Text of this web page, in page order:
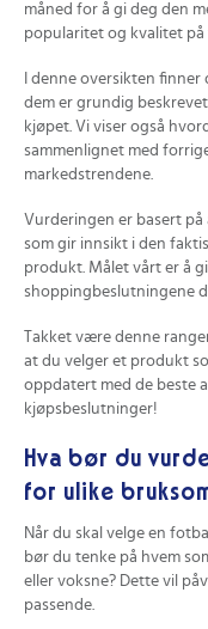
resistens mot
kan føre til at
Ingen indikasjon
Spesifikasjonene
eller
holdbarhet og
Potensiell høyere
Adidas-produsert
gjennomsnittet
være en faktor for
du på? Drøm stort om å
på Prisradar.no!
måned for å gi deg den
popularitet og kvalitet
I denne oversikten
dem er grundig
kjøpet. Vi viser også
sammenlignet med
markedstrendene.
Vurderingen er basert
som gir innsikt i den
produkt. Målet vårt er å
shoppingbeslutningene
Takket være denne
at du velger et produkt
oppdatert med de beste
kjøpsbeslutninger!
Hva bør du
for ulike
Når du skal velge en
bør du tenke på hvem
eller voksne? Dette vil
passende.